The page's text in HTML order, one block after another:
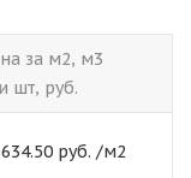
за м2, м3
шт, руб.
руб. /м2